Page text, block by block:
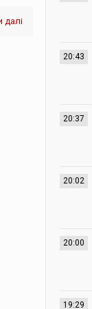
далі
20:43
20:37
20:02
20:00
19:29